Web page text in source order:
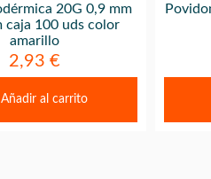
20G 0,9 mm
caja 100 uds color
amarillo
2,93 €
Añadir al carrito